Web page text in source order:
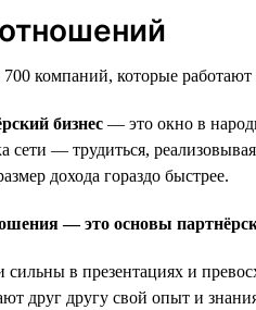
компаний, которые
бизнес — это окно в
сети — трудиться,
дохода гораздо быстрее.
— это основы
в презентациях и
друг другу свой опыт и